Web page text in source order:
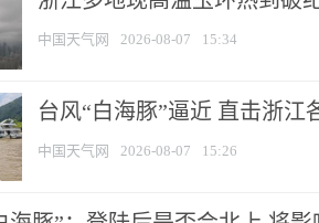
中国天气网 2026-08-07 15:34
台风“白海豚”逼近 直击浙江
中国天气网 2026-08-07 15:26